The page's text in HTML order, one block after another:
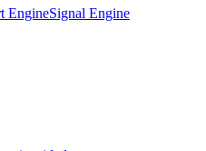
EngineSignal Engine